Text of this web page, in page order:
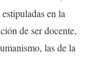
en la
de ser docente,
las de la